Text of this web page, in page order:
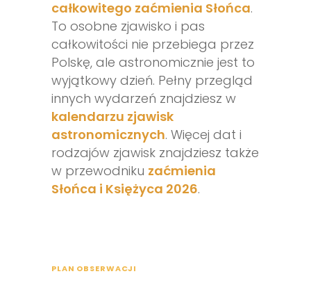
całkowitego zaćmienia Słońca.
To osobne zjawisko i pas
całkowitości nie przebiega przez
Polskę, ale astronomicznie jest to
wyjątkowy dzień. Pełny przegląd
innych wydarzeń znajdziesz w
kalendarzu zjawisk
astronomicznych. Więcej dat i
rodzajów zjawisk znajdziesz także
w przewodniku zaćmienia
Słońca i Księżyca 2026.
PLAN OBSERWACJI